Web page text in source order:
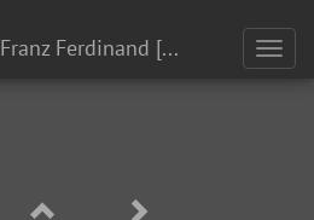
Franz Ferdinand [1/6]